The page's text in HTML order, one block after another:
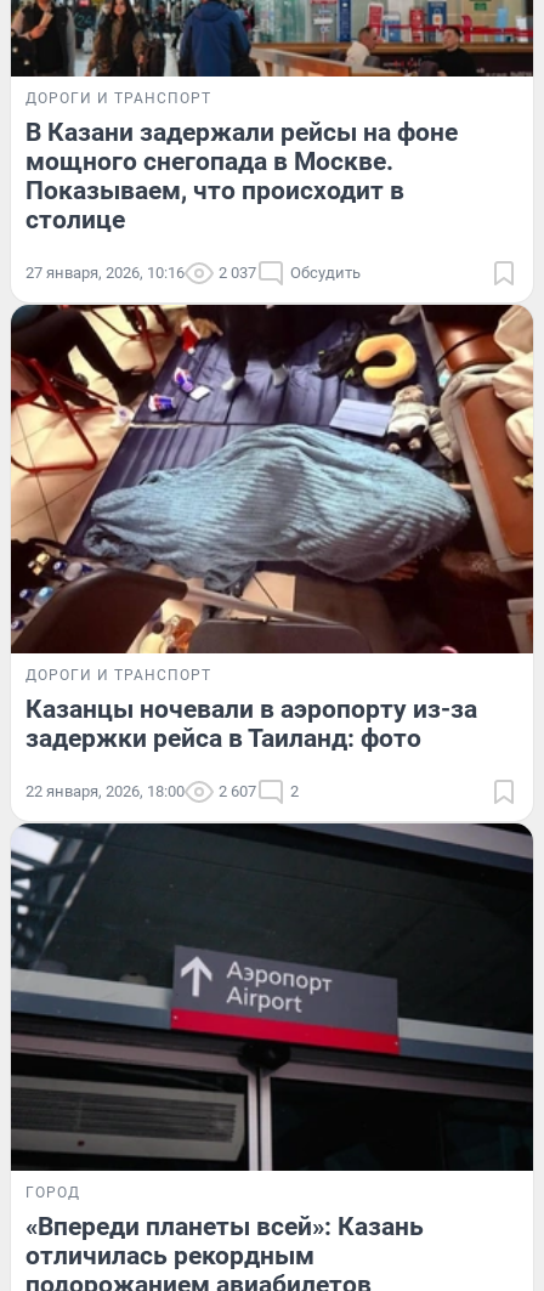
ДОРОГИ И ТРАНСПОРТ
В Казани задержали рейсы на фоне
мощного снегопада в Москве.
Показываем, что происходит в
столице
27 января, 2026, 10:16 2 037 Обсудить
ДОРОГИ И ТРАНСПОРТ
Казанцы ночевали в аэропорту из-за
задержки рейса в Таиланд: фото
22 января, 2026, 18:00 2 607 2
ГОРОД
«Впереди планеты всей»: Казань
отличилась рекордным
подорожанием авиабилетов